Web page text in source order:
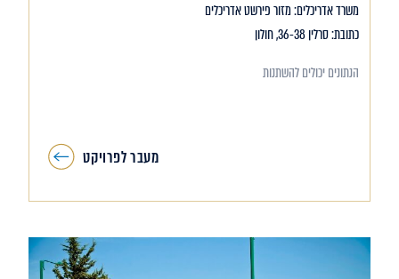
משרד אדריכלים: מזור פירשט אדריכלים
כתובת: סרלין 36-38, חולון
הנתונים יכולים להשתנות
מעבר לפרויקט